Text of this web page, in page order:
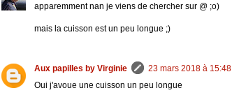
apparemment nan je viens de chercher sur @ ;o)
mais la cuisson est un peu longue ;)
Aux papilles by Virginie
23 mars 2018 à 15:48
Oui j'avoue une cuisson un peu longue